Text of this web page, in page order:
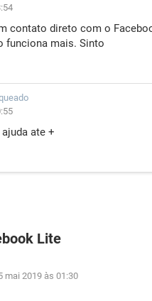
contato direto com o
funciona mais. Sinto
ate +
Lite
mai 2019 às 01:30